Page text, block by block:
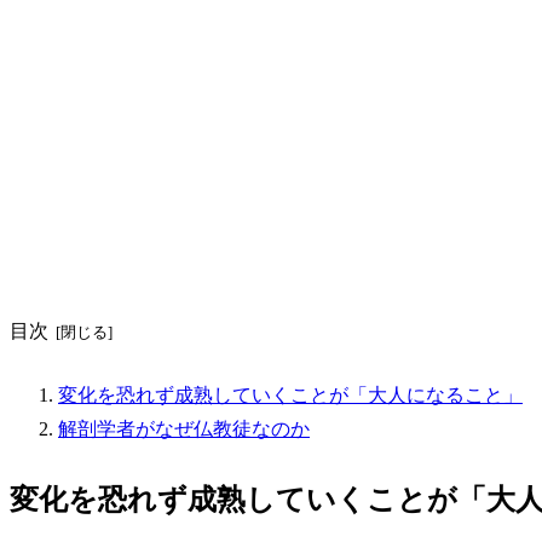
目次
変化を恐れず成熟していくことが「大人になること」
解剖学者がなぜ仏教徒なのか
変化を恐れず成熟していくことが「大